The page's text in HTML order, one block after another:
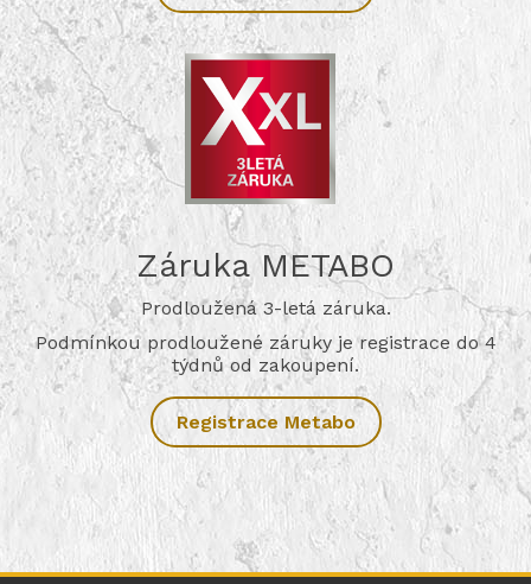
Záruka METABO
Prodloužená 3-letá záruka.
Podmínkou prodloužené záruky je registrace do 4
týdnů od zakoupení.
Registrace Metabo